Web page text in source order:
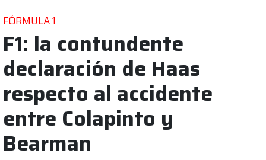
FÓRMULA 1
F1: la contundente
declaración de Haas
respecto al accidente
entre Colapinto y
Bearman